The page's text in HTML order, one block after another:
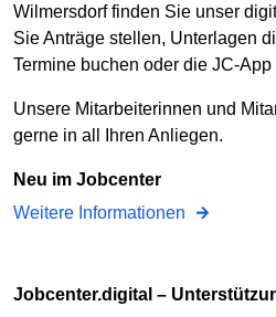
Wilmersdorf finden Sie unser
Sie Anträge stellen, Unterlagen
Termine buchen oder die JC-
Unsere Mitarbeiterinnen und
gerne in all Ihren Anliegen.
Neu im Jobcenter
Weitere Informationen
jobcenter.digital –